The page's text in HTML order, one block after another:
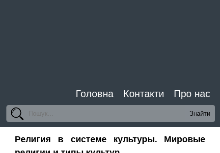
Головна Контакти Про нас
Религия в системе культуры. Мировые